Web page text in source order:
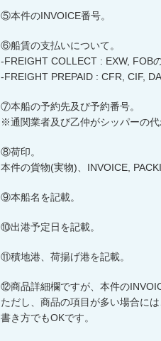
⑤本件のINVOICE番号。
⑥船賃の支払いについて。
-FREIGHT COLLECT : EXW, FOB
-FREIGHT PREPAID : CFR, CIF,
⑦本船の予約先及び予約番号。
※通関業者及び乙仲がシッパーの
⑧荷印。
本件の貨物(実物) INVOICE,
⑨本船名を記載。
⑩出港予定日を記載。
⑪積地港、荷揚げ港を記載。
⑫商品詳細欄ですが、本件の
ただし、商品の項目が多い場合に
書き方でもOKです。